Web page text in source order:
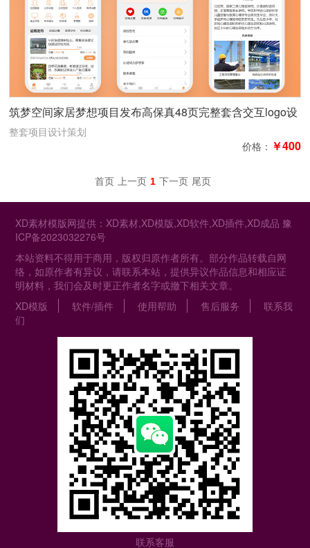
筑梦空间家居梦想项目发布高保真48页完整套含交互logo设
计策划
整套项目设计策划
价格： ￥400
首页 上一页 1 下一页 尾页
XD素材模版网提供：XD素材,XD模版,XD软件,XD插件,XD成品 豫
ICP备2023032276号
本站资料不得用于商用，版权归原作者所有。部分作品转载自网
络，如原作者有异议，请联系本站，提供异议作品信息和相应证
明材料，我们会及时更正作者名字或撤下相关文章。
XD模版
软件/插件 使用帮助 售后服务
联系我
们
联系客服